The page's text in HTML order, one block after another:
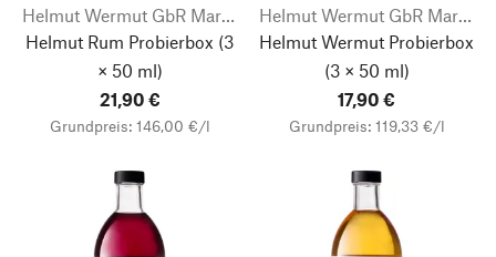
Helmut Wermut GbR Markus Weiß
Helmut Rum Probierbox (3
× 50 ml)
21,90 €
Grundpreis: 146,00 €/l
Helmut Wermut GbR Markus Weiß
Helmut Wermut Probierbox
(3 × 50 ml)
17,90 €
Grundpreis: 119,33 €/l